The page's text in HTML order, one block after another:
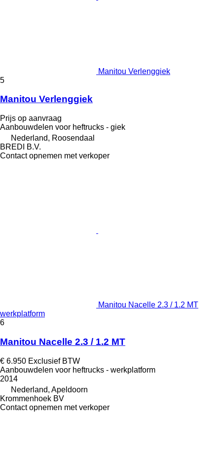
Manitou Verlenggiek
5
Manitou Verlenggiek
Prijs op aanvraag
Aanbouwdelen voor heftrucks - giek
Nederland, Roosendaal
BREDI B.V.
Contact opnemen met verkoper
Manitou Nacelle 2.3 / 1.2 MT
werkplatform
6
Manitou Nacelle 2.3 / 1.2 MT
€ 6.950 Exclusief BTW
Aanbouwdelen voor heftrucks - werkplatform
2014
Nederland, Apeldoorn
Krommenhoek BV
Contact opnemen met verkoper